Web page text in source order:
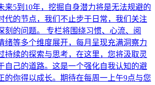
来5到10年，挖掘自身潜力将是无法规避的
代的节点，我们不止步于日常，我们关注
刻的问题。 专栏将围绕习惯、心流、阅
绪等多个维度展开，每月呈现充满洞察力
持续的探索与思考，在这里，您将汲取灵
自己的道路。这是一个强化自我认知的避
的你得以成长。期待在每周一上午9点与您